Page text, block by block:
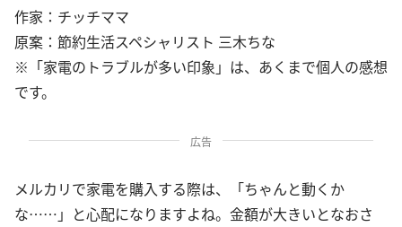
作家：チッチママ
原案：節約生活スペシャリスト 三木ちな
※「家電のトラブルが多い印象」は、あくまで個人の感想
です。
広告
メルカリで家電を購入する際は、「ちゃんと動くか
な……」と心配になりますよね。金額が大きいとなおさ